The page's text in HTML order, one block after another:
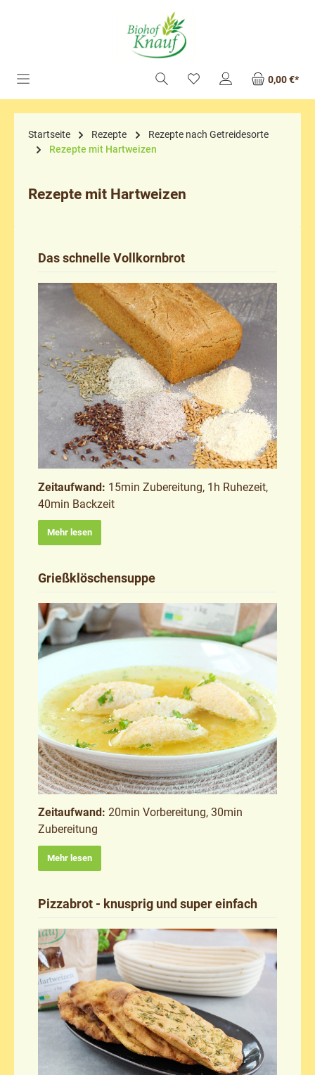
0,00 €*
Startseite Rezepte
Rezepte nach Getreidesorte
Rezepte mit Hartweizen
Rezepte mit Hartweizen
Das schnelle Vollkornbrot
Zeitaufwand: 15min Zubereitung, 1h Ruhezeit,
40min Backzeit
Mehr lesen
Grießklöschensuppe
Zeitaufwand: 20min Vorbereitung, 30min
Zubereitung
Mehr lesen
Pizzabrot - knusprig und super einfach